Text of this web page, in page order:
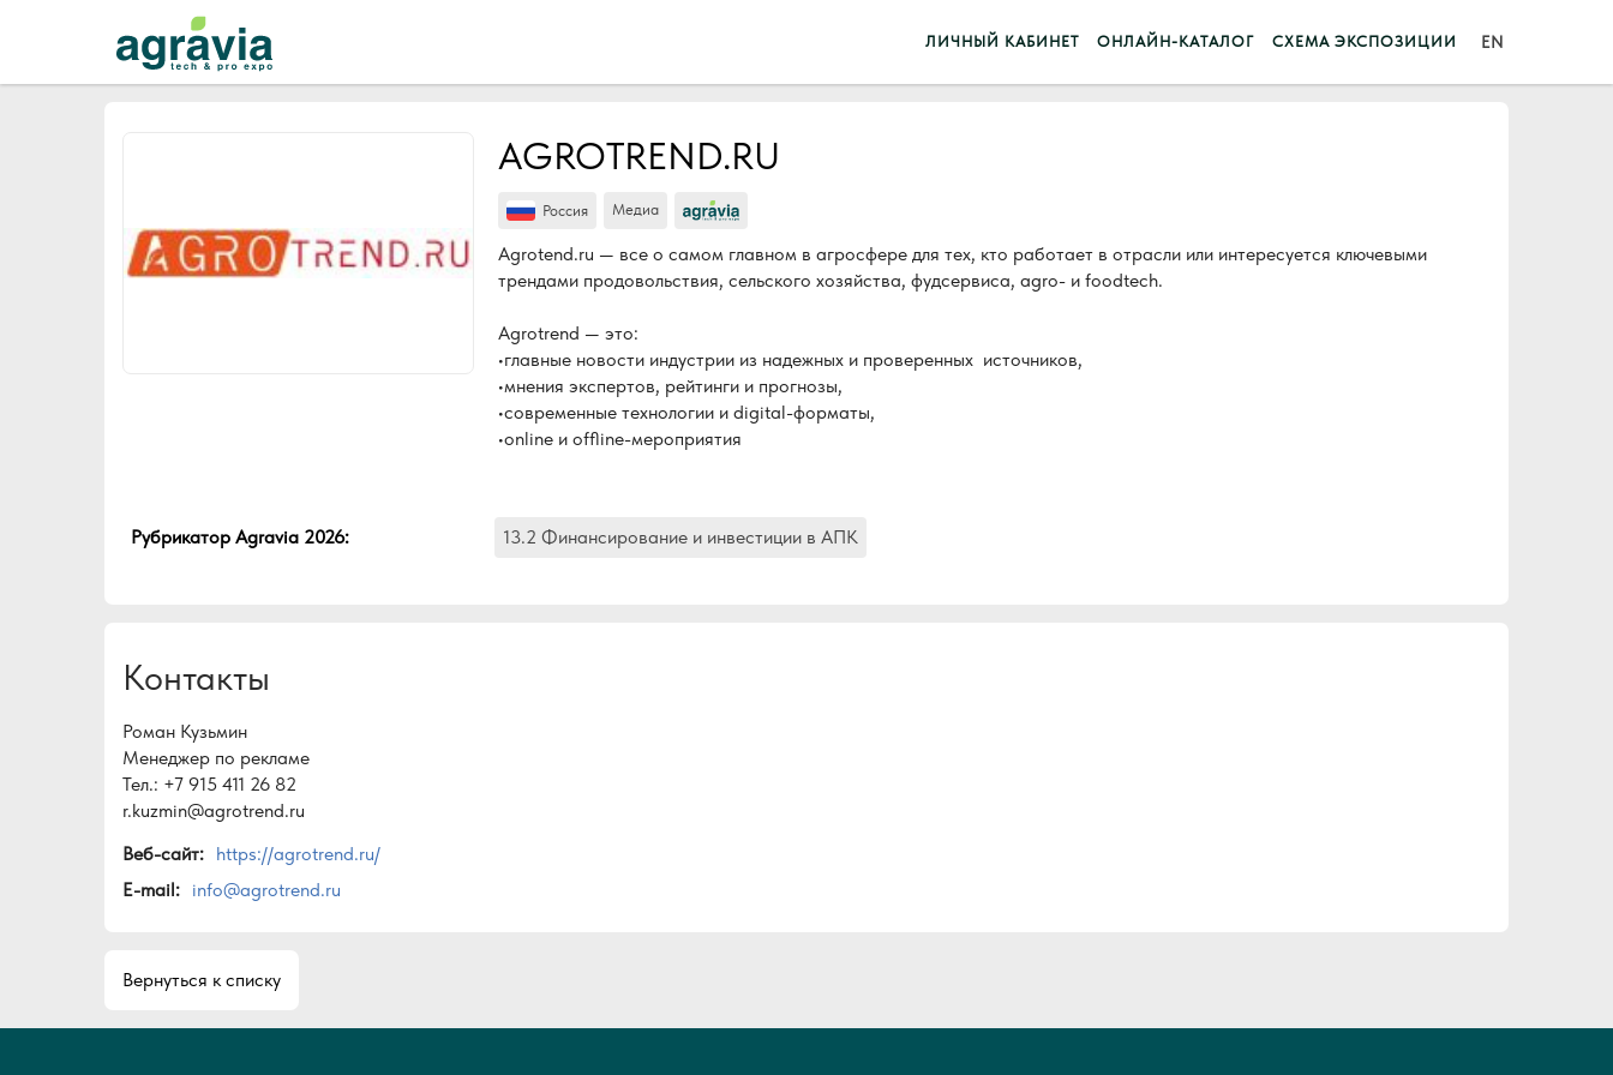
ЛИЧНЫЙ КАБИНЕТ ОНЛАЙН-КАТАЛОГ СХЕМА ЭКСПОЗИЦИИ EN
AGROTREND.RU
Россия Медиа
Agrotend.ru — все о самом главном в агросфере для тех, кто работает в отрасли или интересуется ключевыми
трендами продовольствия, сельского хозяйства, фудсервиса, agro- и foodtech.
Agrotrend — это:
•главные новости индустрии из надежных и проверенных источников,
•мнения экспертов, рейтинги и прогнозы,
•современные технологии и digital-форматы,
•online и offline-мероприятия
Рубрикатор Agravia 2026: 13.2 Финансирование и инвестиции в АПК
Контакты
Роман Кузьмин
Менеджер по рекламе
Тел.: +7 915 411 26 82
r.kuzmin@agrotrend.ru
Веб-сайт: https://agrotrend.ru/
E-mail: info@agrotrend.ru
Вернуться к списку